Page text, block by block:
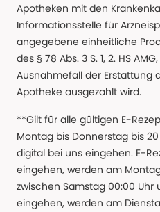
Apotheken mit den
Informationsstelle für
angegebene einheitliche
des § 78 Abs. 3 S. 1, 2. HS
Ausnahmefall der Erstattung
Apotheke ausgezahlt wird.
**Gilt für alle gültigen E-
Montag bis Donnerstag bis
digital bei uns eingehen. E-
eingehen, werden am
zwischen Samstag 00:00 Uhr
eingehen, werden am